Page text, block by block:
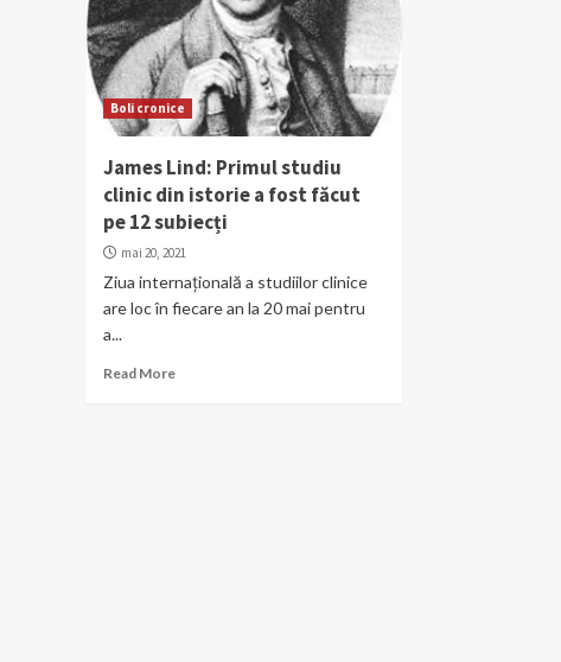
Boli cronice
James Lind: Primul studiu
clinic din istorie a fost făcut
pe 12 subiecți
mai 20, 2021
Ziua internațională a studiilor clinice
are loc în fiecare an la 20 mai pentru
a...
Read More